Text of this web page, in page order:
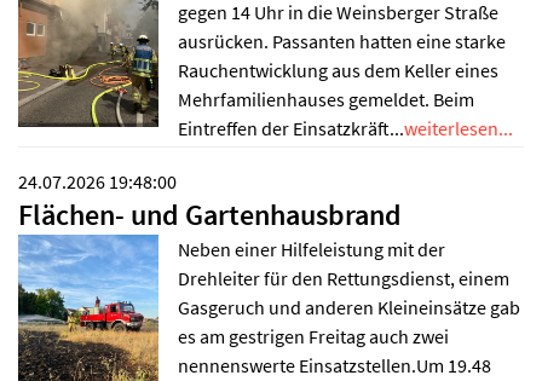
gegen 14 Uhr in die Weinsberger Straße
ausrücken. Passanten hatten eine starke
Rauchentwicklung aus dem Keller eines
Mehrfamilienhauses gemeldet. Beim
Eintreffen der Einsatzkräft...weiterlesen...
24.07.2026 19:48:00
Flächen- und Gartenhausbrand
Neben einer Hilfeleistung mit der
Drehleiter für den Rettungsdienst, einem
Gasgeruch und anderen Kleineinsätze gab
es am gestrigen Freitag auch zwei
nennenswerte Einsatzstellen.Um 19.48